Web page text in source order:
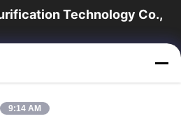
Technology Co.,
fabrikant en exporteur van
bieden wij een volledige lijn van
9:14 AM